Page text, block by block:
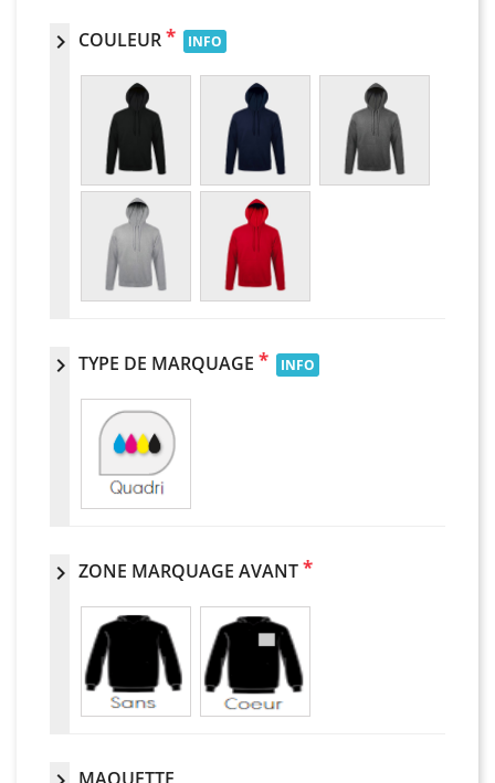
chevron_right COULEUR* INFO
chevron_right TYPE DE MARQUAGE * INFO
chevron_right ZONE MARQUAGE AVANT*